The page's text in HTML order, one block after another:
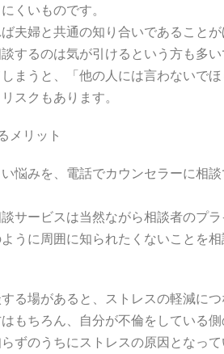
くいものです。
夫婦と共通の知り合いであること
するのは気が引けるという方も多い
まうと、「他の人には言わないで
スクもあります。
メリット
悩みを、電話でカウンセラーに相
サービスは当然ながら相談者のプ
うに周囲に知られたくないことを
る場があると、ストレスの軽減につ
もちろん、自分が不倫をしている
ずのうちにストレスの原因となっ